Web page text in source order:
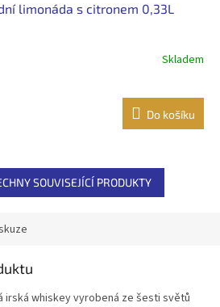
limonáda s citronem 0,33L
Skladem
Do košíku
SOUVISEJÍCÍ PRODUKTY
irská whiskey vyrobená ze šesti světů